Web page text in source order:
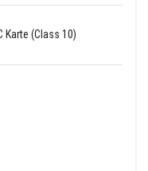
Karte (Class 10)